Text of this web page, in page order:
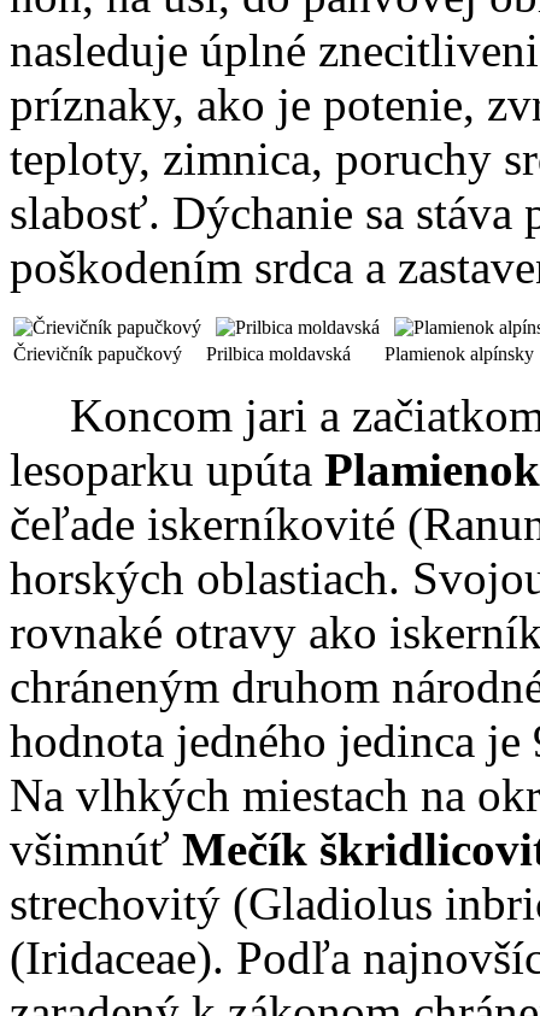
nasleduje úplné
príznaky, ako je potenie,
teploty, zimnica, poruchy
slabosť. Dýchanie sa stáva
poškodením srdca a
Črievičník papučkový Prilbica moldavská Plamienok alpínsky
Koncom jari a
lesoparku upúta
čeľade iskerníkovité
horských oblastiach.
rovnaké otravy ako
chráneným druhom
hodnota jedného jedinca je
Na vlhkých miestach na
všimnúť Mečík
strechovitý (Gladiolus
(Iridaceae). Podľa